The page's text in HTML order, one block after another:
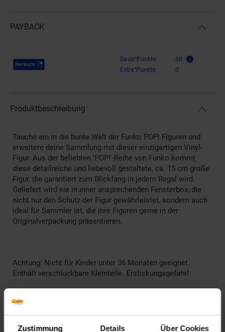
Zustimmung Details Über Cookies
PAYBACK
Payback Punkte Basis°Punkte:
30
Extra°Punkte:
0
Produktbeschreibung
Tauche ein in die bunte Welt der Funko POP! Figuren und
erweitere deine Sammlung mit dieser einzigartigen Vinyl-
Figur. Aus der beliebten 'POP!'-Reihe von Funko kommt
diese detailreiche und liebevoll gestaltete, ca. 15 cm große
Figur, die garantiert zum Blickfang in jedem Regal wird.
Geliefert wird sie in einer ansprechenden Fensterbox, die
nicht nur den Schutz der Figur gewährleistet, sondern auch
ideal für Sammler ist, die ihre Figuren gerne in der
Originalverpackung präsentieren.
Achtung: Nicht für Kinder unter 36 Monaten geeignet.
Enthält verschluckbare Kleinteile. Erstickungsgefahr!
EAN: 0889698759304
Artikel gehört zur Kategorie:Action- & Spielzeugfiguren